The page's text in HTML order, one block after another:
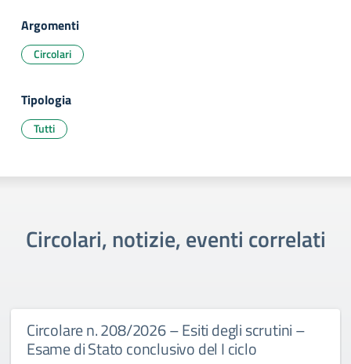
Argomenti
Circolari
Tipologia
Tutti
Circolari, notizie, eventi correlati
Circolare n. 208/2026 – Esiti degli scrutini –
Esame di Stato conclusivo del I ciclo